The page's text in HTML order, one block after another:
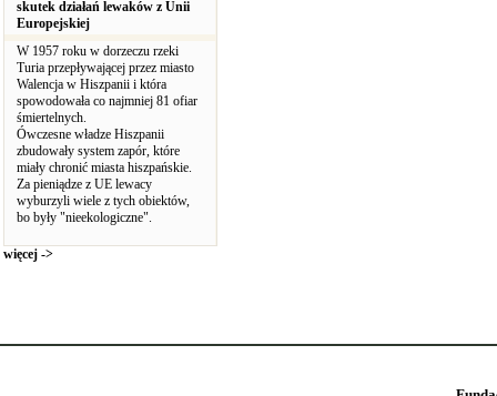
skutek działań lewaków z Unii
Europejskiej
W 1957 roku w dorzeczu rzeki
Turia przepływającej przez miasto
Walencja w Hiszpanii i która
spowodowała co najmniej 81 ofiar
śmiertelnych.
Ówczesne władze Hiszpanii
zbudowały system zapór, które
miały chronić miasta hiszpańskie.
Za pieniądze z UE lewacy
wyburzyli wiele z tych obiektów,
bo były "nieekologiczne".
więcej ->